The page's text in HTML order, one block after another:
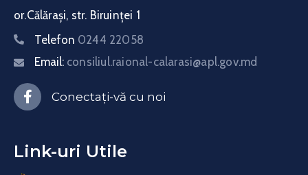
or.Călărași, str. Biruinței 1
Telefon 0244 22058
Email: consiliul.raional-calarasi@apl.gov.md
Conectați-vă cu noi
Link-uri Utile